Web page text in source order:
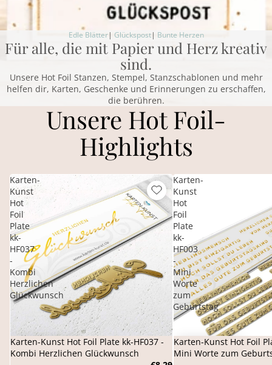
Edle Blätter| Glückspost| Bunte Herzen
Für alle, die mit Papier und Herz kreativ
sind.
Unsere Hot Foil Stanzen, Stempel, Stanzschablonen und mehr
helfen dir, Karten, Geschenke und Erinnerungen zu erschaffen,
die berühren.
Unsere Hot Foil-
Highlights
Karten-
Kunst
Hot
Foil
Plate
kk-
HF037
-
Kombi
Herzlichen
Glückwunsch
Karten-Kunst Hot Foil Plate kk-HF037 -
Kombi Herzlichen Glückwunsch
Karten-
Kunst
Hot
Foil
Plate
kk-
HF003
-
Mini
Worte
zum
Geburtstag
Karten-Kunst Hot Foil
Mini Worte zum